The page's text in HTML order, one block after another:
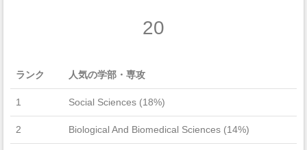
20
ランク 人気の学部・専攻
1 Social Sciences (18%)
2 Biological And Biomedical Sciences (14%)